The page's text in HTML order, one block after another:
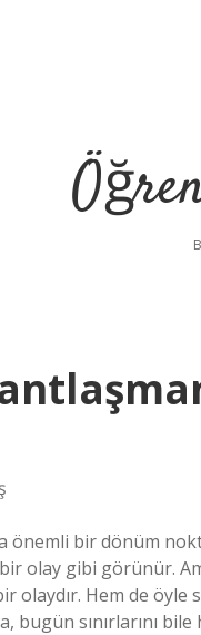
bir dönüm
olay gibi görünür.
olaydır. Hem de öyle
sınırlarını bile